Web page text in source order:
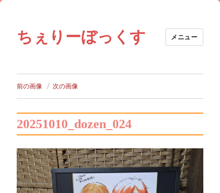
ちぇりーぼっくす メニュー
前の画像 次の画像
20251010_dozen_024